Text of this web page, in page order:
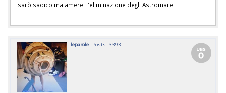
sarò sadico ma amerei l'eliminazione degli Astromare
leparole Posts: 3393